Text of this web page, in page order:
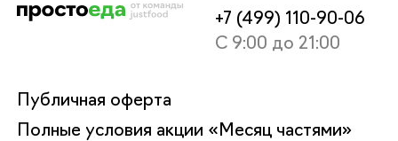
+7 (499) 110-90-06
С 9:00 до 21:00
Публичная оферта
Полные условия акции «Месяц частями»